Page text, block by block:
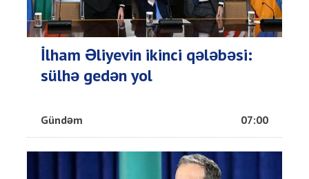
İlham Əliyevin ikinci qələbəsi:
sülhə gedən yol
Gündəm 07:00